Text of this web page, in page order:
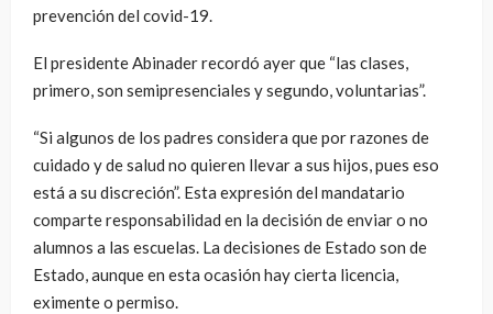
prevención del covid-19.
El presidente Abinader recordó ayer que “las clases,
primero, son semipresenciales y segundo, voluntarias”.
“Si algunos de los padres considera que por razones de
cuidado y de salud no quieren llevar a sus hijos, pues eso
está a su discreción”. Esta expresión del mandatario
comparte responsabilidad en la decisión de enviar o no
alumnos a las escuelas. La decisiones de Estado son de
Estado, aunque en esta ocasión hay cierta licencia,
eximente o permiso.